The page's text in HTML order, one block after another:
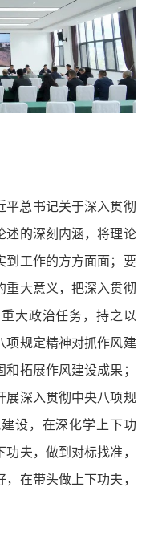
平总书记关于深入贯彻
述的深刻内涵，将理论
到工作的方方面面；要
重大意义，把深入贯彻
大政治任务，持之以
项规定精神对抓作风建
拓展作风建设成果；
展深入贯彻中央八项规
设，在深化学上下功
夫，做到对标找准，
在带头做上下功夫，